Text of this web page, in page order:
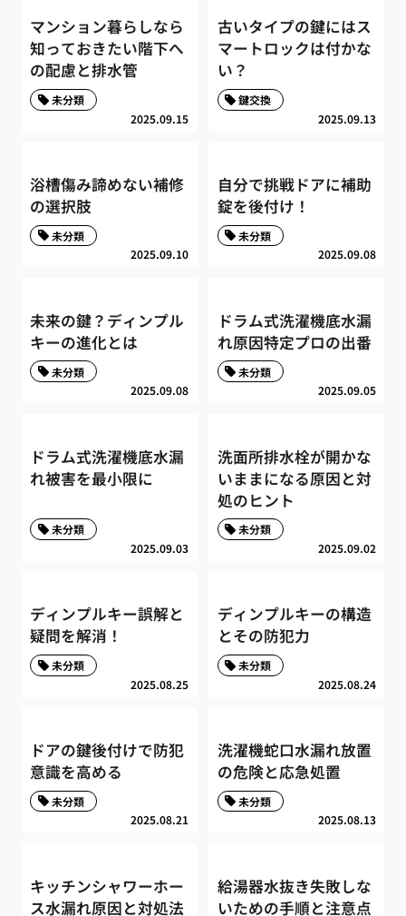
マンション暮らしなら
知っておきたい階下へ
の配慮と排水管
2025.09.15
未分類
古いタイプの鍵にはス
マートロックは付かな
い？
2025.09.13
鍵交換
浴槽傷み諦めない補修
の選択肢
2025.09.10
未分類
自分で挑戦ドアに補助
錠を後付け！
2025.09.08
未分類
未来の鍵？ディンプル
キーの進化とは
2025.09.08
未分類
ドラム式洗濯機底水漏
れ原因特定プロの出番
2025.09.05
未分類
ドラム式洗濯機底水漏
れ被害を最小限に
2025.09.03
未分類
洗面所排水栓が開かな
いままになる原因と対
処のヒント
2025.09.02
未分類
ディンプルキー誤解と
疑問を解消！
2025.08.25
未分類
ディンプルキーの構造
とその防犯力
2025.08.24
未分類
ドアの鍵後付けで防犯
意識を高める
2025.08.21
未分類
洗濯機蛇口水漏れ放置
の危険と応急処置
2025.08.13
未分類
キッチンシャワーホー
ス水漏れ原因と対処法
給湯器水抜き失敗しな
いための手順と注意点